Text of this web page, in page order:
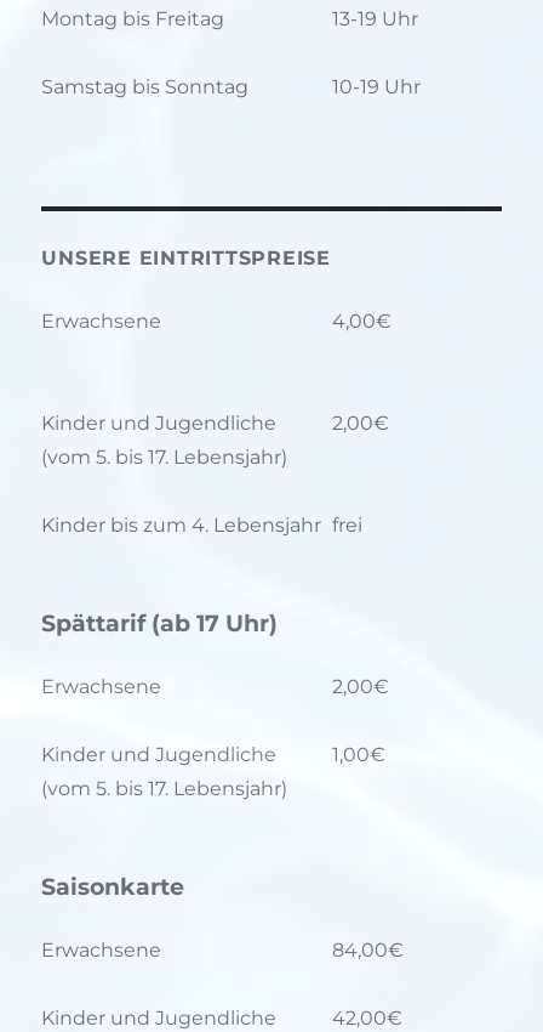
Montag bis Freitag 13-19 Uhr
Samstag bis Sonntag 10-19 Uhr
UNSERE EINTRITTSPREISE
Erwachsene 4,00€
Kinder und Jugendliche
(vom 5. bis 17. Lebensjahr)
2,00€
Kinder bis zum 4. Lebensjahr frei
Spättarif (ab 17 Uhr)
Erwachsene 2,00€
Kinder und Jugendliche
(vom 5. bis 17. Lebensjahr)
1,00€
Saisonkarte
Erwachsene 84,00€
Kinder und Jugendliche
42,00€